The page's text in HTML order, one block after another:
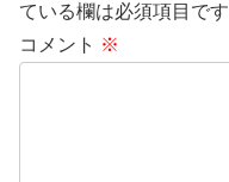
ている欄は必須項目です
コメント ※